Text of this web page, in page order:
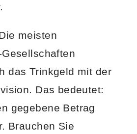
meisten
das Trinkgeld mit der
Das bedeutet:
gegebene Betrag
Brauchen Sie